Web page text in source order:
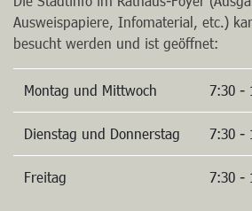
Öffnungszeiten
Die Stadtinfo im Rathaus-Foyer
besucht werden und ist geöffnet:
Montag und Mittwoch 7:30 -
Dienstag und Donnerstag 7:30 -